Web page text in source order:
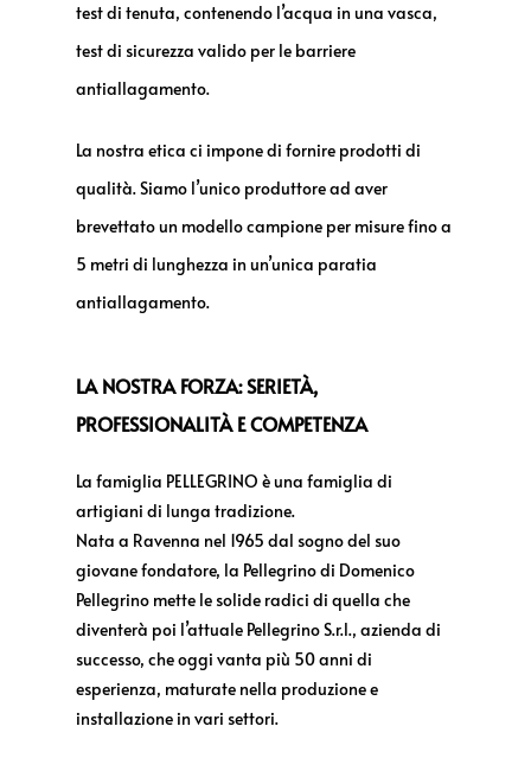
test di tenuta, contenendo l’acqua in una vasca,
test di sicurezza valido per le barriere
antiallagamento.
La nostra etica ci impone di fornire prodotti di
qualità. Siamo l’unico produttore ad aver
brevettato un modello campione per misure fino a
5 metri di lunghezza in un’unica paratia
antiallagamento.
LA NOSTRA FORZA: SERIETÀ,
PROFESSIONALITÀ E COMPETENZA
La famiglia PELLEGRINO è una famiglia di
artigiani di lunga tradizione.
Nata a Ravenna nel 1965 dal sogno del suo
giovane fondatore, la Pellegrino di Domenico
Pellegrino mette le solide radici di quella che
diventerà poi l’attuale Pellegrino S.r.l., azienda di
successo, che oggi vanta più 50 anni di
esperienza, maturate nella produzione e
installazione in vari settori.